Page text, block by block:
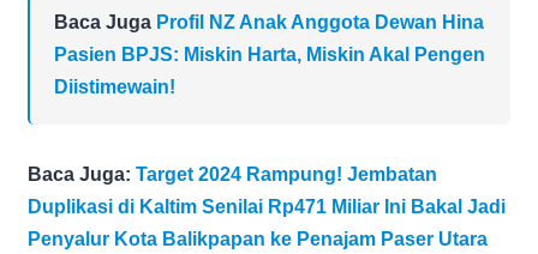
Baca Juga Profil NZ Anak Anggota Dewan Hina
Pasien BPJS: Miskin Harta, Miskin Akal Pengen
Diistimewain!
Baca Juga: Target 2024 Rampung! Jembatan
Duplikasi di Kaltim Senilai Rp471 Miliar Ini Bakal Jadi
Penyalur Kota Balikpapan ke Penajam Paser Utara